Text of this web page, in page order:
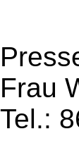
Frau
Tel.: